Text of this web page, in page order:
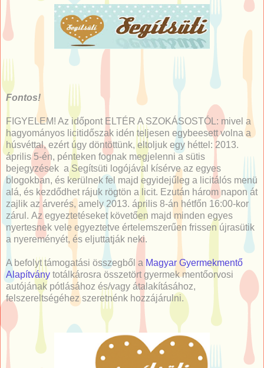
Fontos!
FIGYELEM! Az időpont ELTÉR A SZOKÁSOSTÓL: mivel a
hagyományos licitidőszak idén teljesen egybeesett volna a
húsvéttal, ezért úgy döntöttünk, eltoljuk egy héttel: 2013.
április 5-én, pénteken fognak megjelenni a sütis
bejegyzések a Segítsüti logójával kísérve az egyes
blogokban, és kerülnek fel majd egyidejűleg a licitálós menü
alá, és kezdődhet rájuk rögtön a licit. Ezután három napon át
zajlik az árverés, amely 2013. április 8-án hétfőn 16:00-kor
zárul. Az egyeztetéseket követően majd minden egyes
nyertesnek vele egyeztetve értelemszerűen frissen újrasütik
a nyereményét, és eljuttatják neki.
A befolyt támogatási összegből a Magyar Gyermekmentő
Alapítvány totálkárosra összetört gyermek mentőorvosi
autójának pótlásához és/vagy átalakításához,
felszereltségéhez szeretnénk hozzájárulni.